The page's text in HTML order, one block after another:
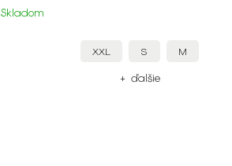
Skladom
XXL S M
+ ďalšie